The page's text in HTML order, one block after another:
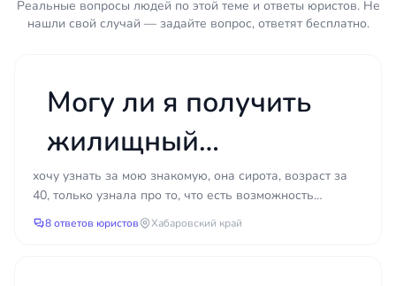
Выписка из домовой книги или справка о
совершеннолетних членов семьи
Свидетельства о рождении
несовершеннолетних
ранее не использовалось (форма № 2)
Реальные вопросы людей по этой теме и ответы юристов. Не
нашли свой случай — задайте вопрос, ответят бесплатно.
Могу ли я получить
жилищный
сертификат, если мне
уже за 40?
хочу узнать за мою знакомую, она сирота, возраст за
40, только узнала про то, что есть возможность
получить сертификат на жилье, живет в общежитии
8 ответов юристов Хабаровский край